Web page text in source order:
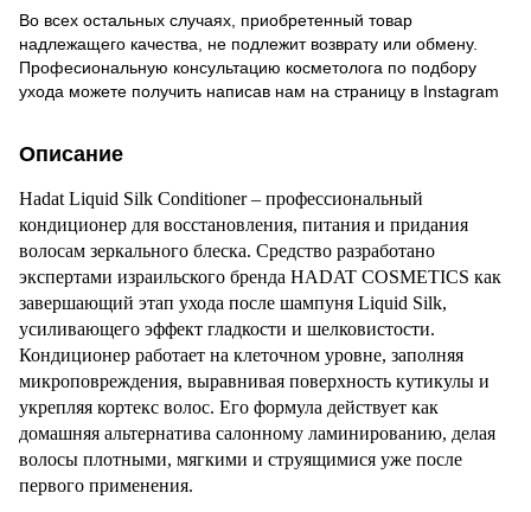
Во всех остальных случаях, приобретенный товар
надлежащего качества, не подлежит возврату или обмену.
Професиональную консультацию косметолога по подбору
ухода можете получить написав нам на страницу в Instagram
Описание
Hadat Liquid Silk Conditioner – профессиональный
кондиционер для восстановления, питания и придания
волосам зеркального блеска. Средство разработано
экспертами израильского бренда HADAT COSMETICS как
завершающий этап ухода после шампуня Liquid Silk,
усиливающего эффект гладкости и шелковистости.
Кондиционер работает на клеточном уровне, заполняя
микроповреждения, выравнивая поверхность кутикулы и
укрепляя кортекс волос. Его формула действует как
домашняя альтернатива салонному ламинированию, делая
волосы плотными, мягкими и струящимися уже после
первого применения.